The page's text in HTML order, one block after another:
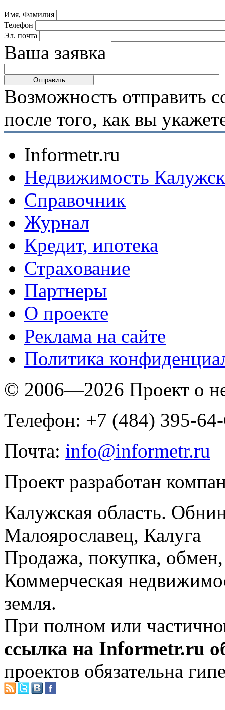
Имя, Фамилия
Телефон
Эл. почта
Ваша заявка
Возможность отправить
после того, как вы
Informetr.ru
Недвижимость
Справочник
Журнал
Кредит, ипотека
Страхование
Партнеры
O проекте
Реклама на сайте
Политика
© 2006—2026 Проект о
Телефон: +7 (484) 395-
Почта: info@informetr.ru
Проект разработан
Калужская область.
Малоярославец, Калуга
Продажа, покупка, обмен,
Коммерческая
земля.
При полном или
ссылка на Informetr.ru
проектов обязательна